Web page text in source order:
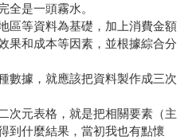
全是一頭霧水。
區等資料為基礎，加上消費金額
果和成本等因素，並根據綜合分
數據，就應該把資料製作成三次
次元表格，就是把相關要素（主
到什麼結果，當初我也有點懷